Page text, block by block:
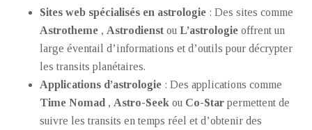
Sites web spécialisés en astrologie : Des sites comme
Astrotheme , Astrodienst ou L’astrologie offrent un
large éventail d’informations et d’outils pour décrypter
les transits planétaires.
Applications d’astrologie : Des applications comme
Time Nomad , Astro-Seek ou Co-Star permettent de
suivre les transits en temps réel et d’obtenir des